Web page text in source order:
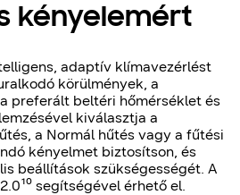
kényelemért
adaptív klímavezérlést
körülmények, a
preferált beltéri hőmérséklet és
kiválasztja a
a Normál hűtés vagy a fűtési
kényelmet biztosítson, és
beállítások szükségességét. A
segítségével érhető el.